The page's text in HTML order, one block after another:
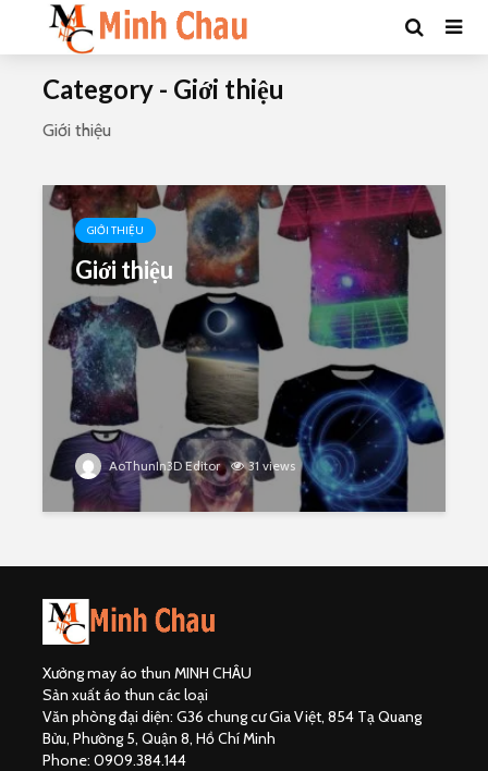
Category - Giới thiệu
Giới thiệu
GIỚI THIỆU
Giới thiệu
AoThunIn3D Editor 31 views
Xưởng may áo thun MINH CHÂU
Sản xuất áo thun các loại
Văn phòng đại diện: G36 chung cư Gia Việt, 854 Tạ Quang
Bửu, Phường 5, Quận 8, Hồ Chí Minh
Phone: 0909.384.144